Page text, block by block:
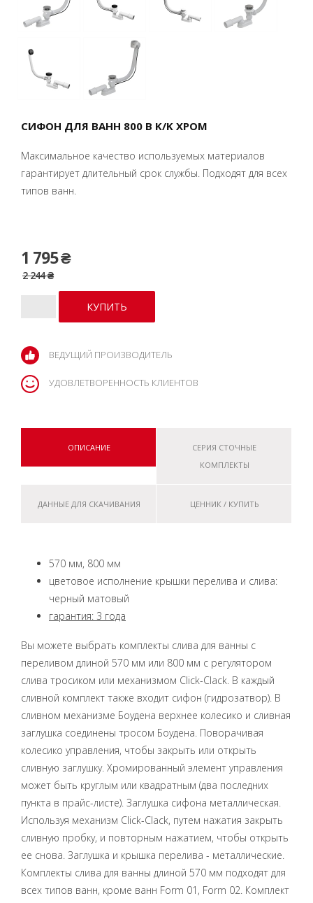
СИФОН ДЛЯ ВАНН 800 B K/K ХРОМ
Максимальное качество используемых материалов
гарантирует длительный срок службы. Подходят для всех
типов ванн.
1 795 ₴
2 244 ₴
ВЕДУЩИЙ ПРОИЗВОДИТЕЛЬ
УДОВЛЕТВОРЕННОСТЬ КЛИЕНТОВ
ОПИСАНИЕ
СЕРИЯ СТОЧНЫЕ
КОМПЛЕКТЫ
ДАННЫЕ ДЛЯ СКАЧИВАНИЯ ЦЕННИК / КУПИТЬ
570 мм, 800 мм
цветовое исполнение крышки перелива и слива:
черный матовый
гарантия: 3 года
Вы можете выбрать комплекты слива для ванны с
переливом длиной 570 мм или 800 мм с регулятором
слива тросиком или механизмом Click-Clack. В каждый
сливной комплект также входит сифон (гидрозатвор). В
сливном механизме Боудена верхнее колесико и сливная
заглушка соединены тросом Боудена. Поворачивая
колесико управления, чтобы закрыть или открыть
сливную заглушку. Хромированный элемент управления
может быть круглым или квадратным (два последних
пункта в прайс-листе). Заглушка сифона металлическая.
Используя механизм Click-Clack, путем нажатия закрыть
сливную пробку, и повторным нажатием, чтобы открыть
ее снова. Заглушка и крышка перелива - металлические.
Комплекты слива для ванны длиной 570 мм подходят для
всех типов ванн, кроме ванн Form 01, Form 02. Комплект